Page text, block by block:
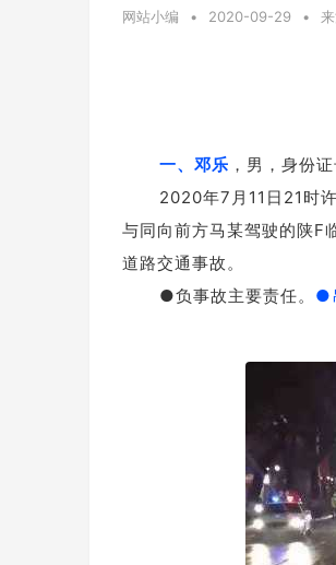
网站小编 • 2020-09-29 •
一、邓乐 ，男，身份
2020年7月11日21时
与同向前方马某驾驶的陕F
道路交通事故。
●负事故主要责任。 ●